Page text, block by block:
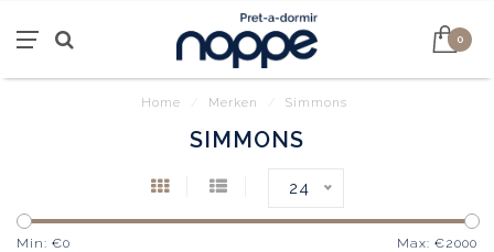
0
Home Merken Simmons
SIMMONS
24
Min: €0 Max: €2000